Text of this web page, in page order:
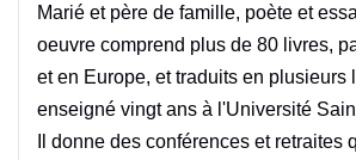
Marié et père de famille, poète et
oeuvre comprend plus de 80 livres,
et en Europe, et traduits en plusieurs
enseigné vingt ans à l'Université
Il donne des conférences et retraites